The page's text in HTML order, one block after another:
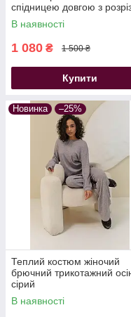
спідницею довгою з
бордовий
В наявності
1 080 ₴ 1 500 ₴
Купити
Новинка –25%
Теплий костюм жіночий
брючний трикотажний
сірий
В наявності